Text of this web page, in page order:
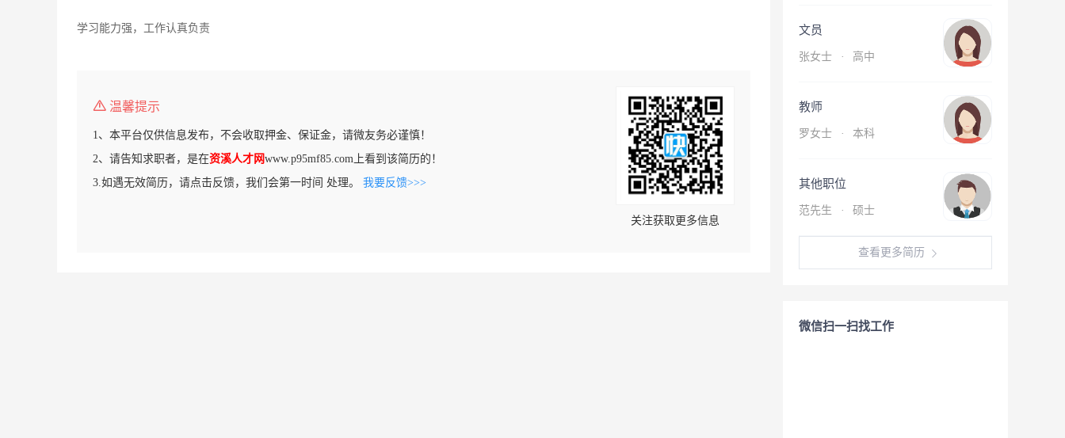
学习能力强，工作认真负责
温馨提示
1、本平台仅供信息发布，不会收取押金、保证金，请微友务必谨慎！
2、请告知求职者，是在资溪人才网www.p95mf85.com上看到该简历的！
3.如遇无效简历，请点击反馈，我们会第一时间 处理。 我要反馈>>>
关注获取更多信息
文员
张女士 · 高中
教师
罗女士 · 本科
其他职位
范先生 · 硕士
查看更多简历
微信扫一扫找工作